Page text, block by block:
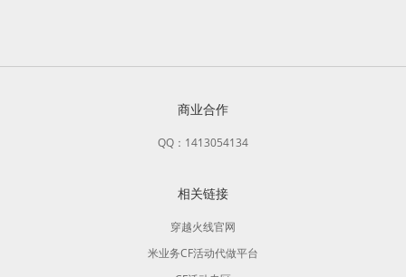
商业合作
QQ：1413054134
相关链接
穿越火线官网
米业务CF活动代做平台